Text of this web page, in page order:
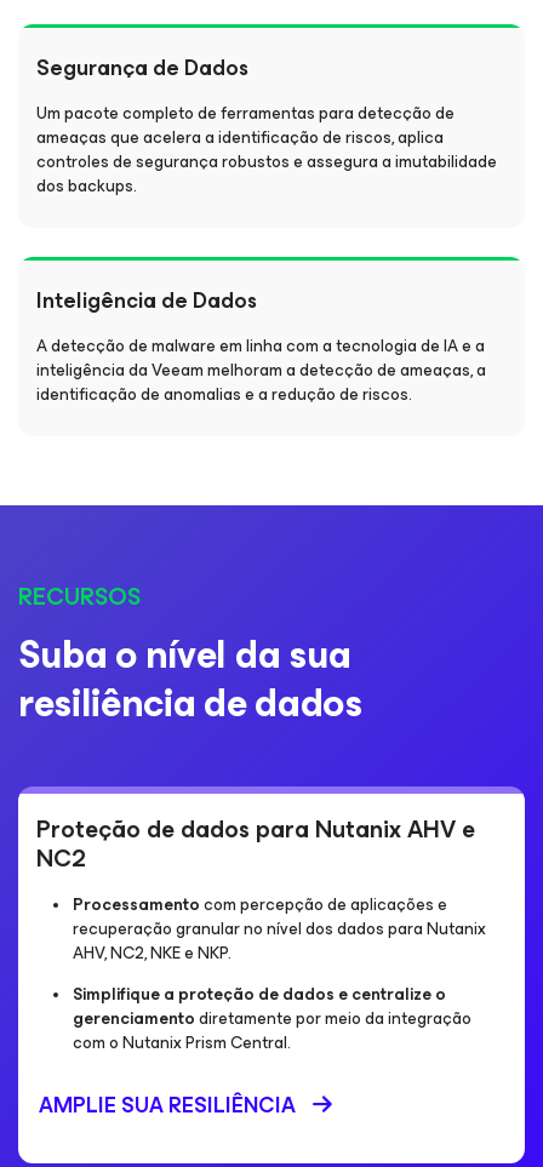
Segurança de Dados
Um pacote completo de ferramentas para detecção de
ameaças que acelera a identificação de riscos, aplica
controles de segurança robustos e assegura a imutabilidade
dos backups.
Inteligência de Dados
A detecção de malware em linha com a tecnologia de IA e a
inteligência da Veeam melhoram a detecção de ameaças, a
identificação de anomalias e a redução de riscos.
RECURSOS
Suba o nível da sua
resiliência de dados
Proteção de dados para Nutanix AHV e
NC2
Processamentocom percepção de aplicações e
recuperação granular no nível dos dados para Nutanix
AHV, NC2, NKE e NKP.
Simplifique a proteção de dados e centralize o
gerenciamentodiretamente por meio da integração
com o Nutanix Prism Central.
AMPLIE SUA RESILIÊNCIA